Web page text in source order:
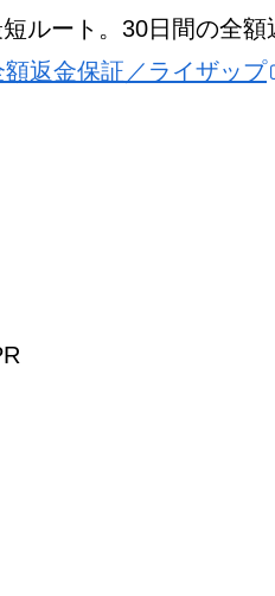
ルート。30日間の全
返金保証／ライザップ